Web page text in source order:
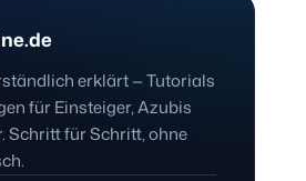
erklärt — Tutorials
für Einsteiger, Azubis
Schritt für Schritt, ohne